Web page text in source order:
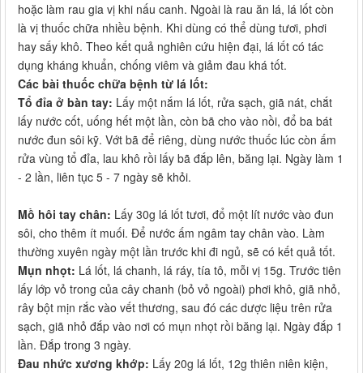
hoặc làm rau gia vị khi nấu canh. Ngoài là rau ăn lá, lá lốt còn
là vị thuốc chữa nhiều bệnh. Khi dùng có thể dùng tươi, phơi
hay sấy khô. Theo kết quả nghiên cứu hiện đại, lá lốt có tác
dụng kháng khuẩn, chống viêm và giảm đau khá tốt.
Các bài thuốc chữa bệnh từ lá lốt:
Tổ đỉa ở bàn tay: Lấy một nắm lá lốt, rửa sạch, giã nát, chắt
lấy nước cốt, uống hết một lần, còn bã cho vào nồi, đổ ba bát
nước đun sôi kỹ. Vớt bã để riêng, dùng nước thuốc lúc còn ấm
rửa vùng tổ đỉa, lau khô rồi lấy bã đắp lên, băng lại. Ngày làm 1
- 2 lần, liên tục 5 - 7 ngày sẽ khỏi.
Mồ hôi tay chân: Lấy 30g lá lốt tươi, đổ một lít nước vào đun
sôi, cho thêm ít muối. Để nước ấm ngâm tay chân vào. Làm
thường xuyên ngày một lần trước khi đi ngủ, sẽ có kết quả tốt.
Mụn nhọt: Lá lốt, lá chanh, lá ráy, tía tô, mỗi vị 15g. Trước tiên
lấy lớp vỏ trong của cây chanh (bỏ vỏ ngoài) phơi khô, giã nhỏ,
rây bột mịn rắc vào vết thương, sau đó các dược liệu trên rửa
sạch, giã nhỏ đắp vào nơi có mụn nhọt rồi băng lại. Ngày đắp 1
lần. Đắp trong 3 ngày.
Đau nhức xương khớp: Lấy 20g lá lốt, 12g thiên niên kiện,